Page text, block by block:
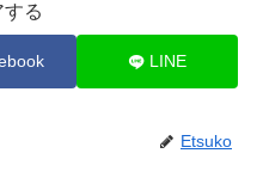
する
LINE
Etsuko